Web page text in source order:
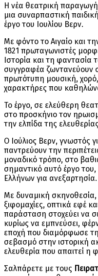
Η νέα θεατρική παραγωγή
μια συναρπαστική
έργο του Ιουλίου Βερν.
Με φόντο το Αιγαίο και
1821 πρωταγωνιστές
Ιστορία και τη φαντασία
συγγραφέα ζωντανεύουν
πρωτότυπη μουσική,
χαρακτήρες που
Το έργο, σε ελεύθερη
στο προσκήνιο τον
την ελπίδα της
Ο Ιούλιος Βερν, γνωστός
παντρεύουν την
μοναδικό τρόπο, στο
σημαντικό αυτό έργο
Ελλήνων για ανεξαρτησία.
Με δυναμική
ξιφομαχίες, οπτικά εφέ
παράσταση στοχεύει να
κυρίως να εμπνεύσει,
εποχή που διαμόρφωσε
σεβασμό στην ιστορική
ελευθερία που απαιτεί η
Σαλπάρετε με τους